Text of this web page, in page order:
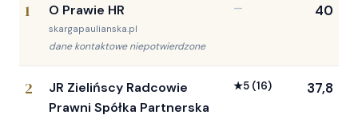
1 O Prawie HR
skargapaulianska.pl
dane kontaktowe niepotwierdzone
— 40
2
JR Zielińscy Radcowie
Prawni Spółka Partnerska
★5 (16) 37,8